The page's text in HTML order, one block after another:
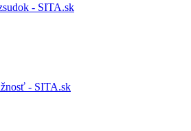
- SITA.sk
- SITA.sk